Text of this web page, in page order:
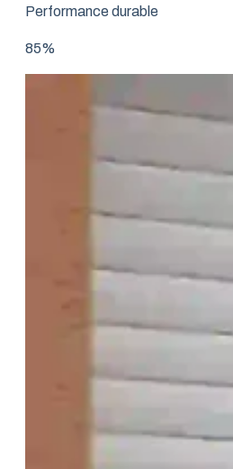
Performance durable
85%